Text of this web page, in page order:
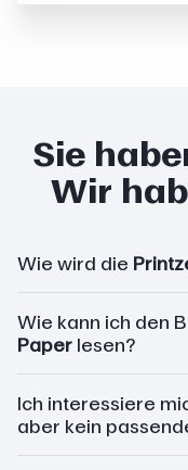
Sie
Wir
Wie wird die
Wie kann ich den
Paper lesen?
Ich interessiere
aber kein